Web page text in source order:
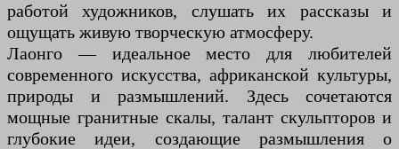
работой художников, слушать их рассказы и
ощущать живую творческую атмосферу.
Лаонго — идеальное место для любителей
современного искусства, африканской культуры,
природы и размышлений. Здесь сочетаются
мощные гранитные скалы, талант скульпторов и
глубокие идеи, создающие размышления о